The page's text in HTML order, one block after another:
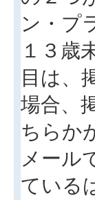
ン・プ
１３歳
目は、
場合、
ちらか
メール
ている